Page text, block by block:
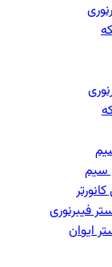
سیم
فیبرنوری
ایوان